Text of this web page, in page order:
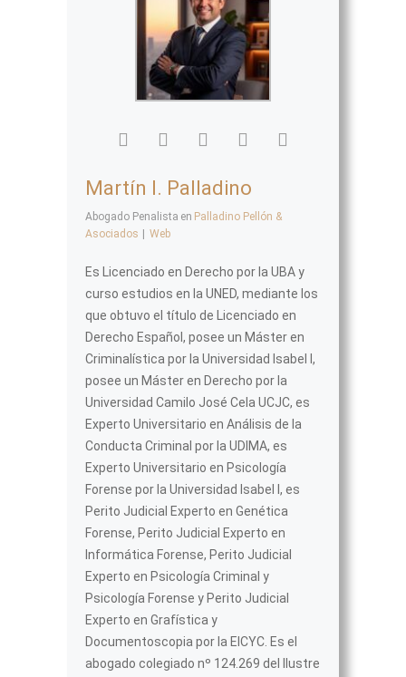
Martín I. Palladino
Abogado Penalista en Palladino Pellón &
Asociados
Web
Es Licenciado en Derecho por la UBA y
curso estudios en la UNED, mediante los
que obtuvo el título de Licenciado en
Derecho Español, posee un Máster en
Criminalística por la Universidad Isabel I,
posee un Máster en Derecho por la
Universidad Camilo José Cela UCJC, es
Experto Universitario en Análisis de la
Conducta Criminal por la UDIMA, es
Experto Universitario en Psicología
Forense por la Universidad Isabel I, es
Perito Judicial Experto en Genética
Forense, Perito Judicial Experto en
Informática Forense, Perito Judicial
Experto en Psicología Criminal y
Psicología Forense y Perito Judicial
Experto en Grafística y
Documentoscopia por la EICYC. Es el
abogado colegiado nº 124.269 del Ilustre